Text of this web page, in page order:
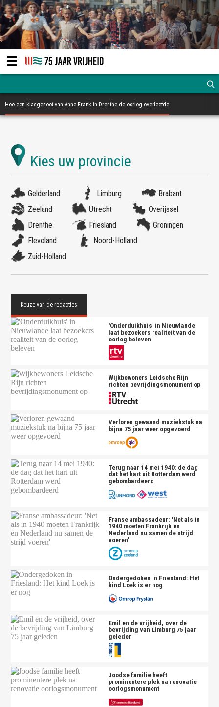
Hoe een klasgenoot van Anne Frank in Drenthe de oorlog overleefde
Gelderland Limburg
Brabant
Zeeland
Utrecht
Overijssel
Drenthe
Friesland
Groningen
Flevoland
Noord-Holland
Zuid-Holland
'Onderduikhuis' in Nieuwlande
laat bezoekers realiteit van de
oorlog beleven
Wijkbewoners Leidsche Rijn
richten bevrijdingsmonument op
Verloren gewaand muziekstuk na
bijna 75 jaar weer opgevoerd
Terug naar 14 mei 1940: de dag
dat het hart uit Rotterdam werd
gebombardeerd
Franse ambassadeur: 'Net als in
1940 moeten Frankrijk en
Nederland nu samen de strijd
voeren'
Ondergedoken in Friesland: Het
kind Loek is er nog
Emil en de vrijheid, over de
bevrijding van Limburg 75 jaar
geleden
Joodse familie heeft
prominentere plek na renovatie
oorlogsmonument